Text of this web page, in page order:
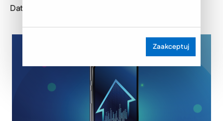
Data publikacji: 2024-06-11
Zaakceptuj